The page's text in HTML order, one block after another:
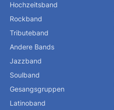
Hochzeitsband
Rockband
Tributeband
Andere Bands
Jazzband
Soulband
Gesangsgruppen
Latinoband